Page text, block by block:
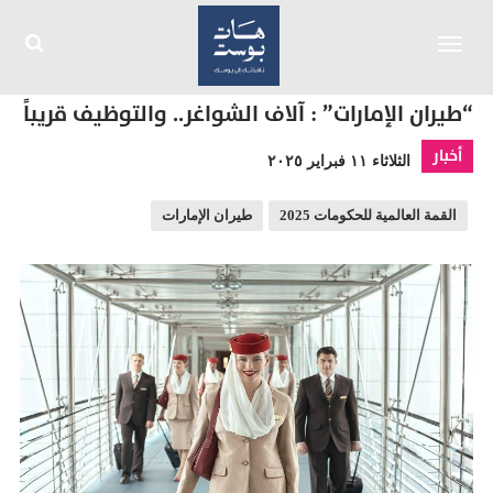
“طيران الإمارات” : آلاف الشواغر.. والتوظيف قريباً
أخبار الثلاثاء ١١ فبراير ٢٠٢٥
القمة العالمية للحكومات 2025 طيران الإمارات